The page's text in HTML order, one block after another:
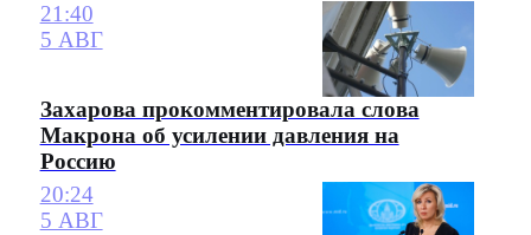
21:40
5 АВГ
Захарова прокомментировала слова
Макрона об усилении давления на
Россию
20:24
5 АВГ